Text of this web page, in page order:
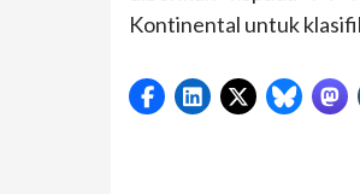
Kontinental untuk